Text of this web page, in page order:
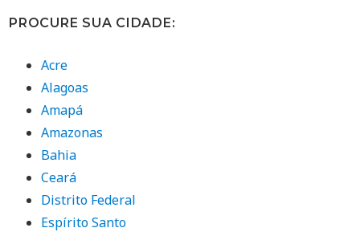
PROCURE SUA CIDADE:
Acre
Alagoas
Amapá
Amazonas
Bahia
Ceará
Distrito Federal
Espírito Santo